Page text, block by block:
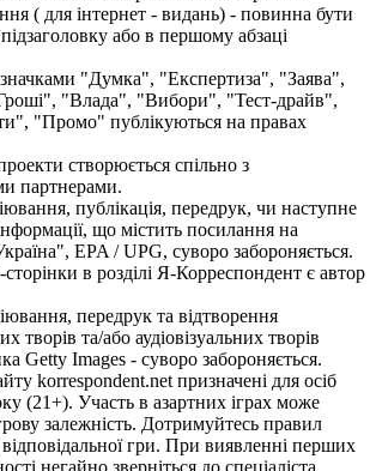
( для інтернет - видань) - повинна бути
або в першому абзаці
"Думка", "Експертиза", "Заява",
"Влада", "Вибори", "Тест-драйв",
"Промо" публікуються на правах
створюється спільно з
партнерами.
публікація, передрук, чи наступне
що містить посилання на
EPA / UPG, суворо забороняється.
в розділі Я-Корреспондент є автор
передрук та відтворення
творів та/або аудіовізуальних творів
Getty Images - суворо забороняється.
korrespondent.net призначені для осіб
(21+). Участь в азартних іграх може
залежність. Дотримуйтесь правил
гри. При виявленні перших
негайно зверніться до спеціаліста.